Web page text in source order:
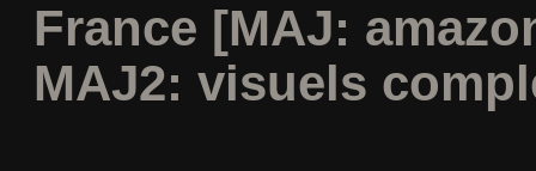
France [MAJ:
MAJ2: visuels